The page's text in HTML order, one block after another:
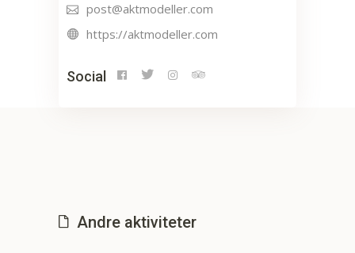
post@aktmodeller.com
https://aktmodeller.com
Social
Andre aktiviteter